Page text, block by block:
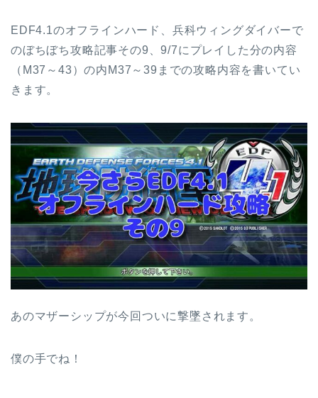
EDF4.1のオフラインハード、兵科ウィングダイバーで
のぼちぼち攻略記事その9、9/7にプレイした分の内容
（M37～43）の内M37～39までの攻略内容を書いてい
きます。
あのマザーシップが今回ついに撃墜されます。
僕の手でね！